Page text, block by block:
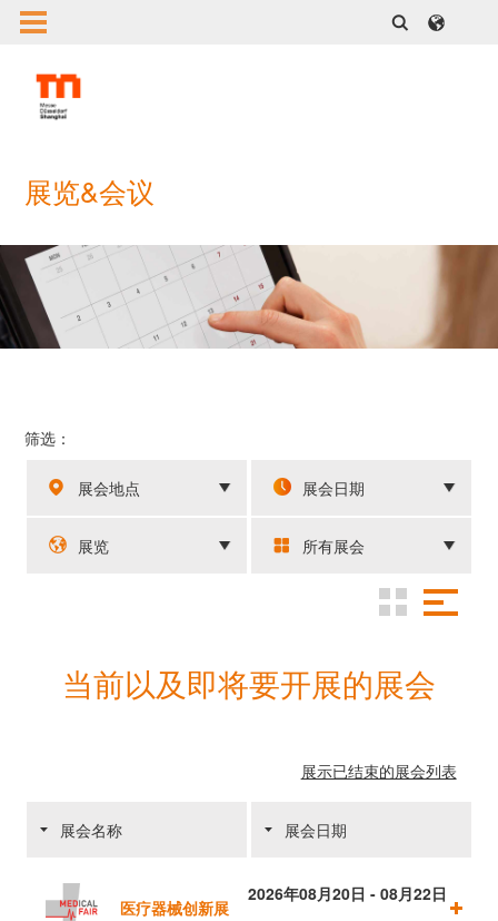
展览&会议
筛选：
展会地点 展会日期
展览 所有展会
当前以及即将要开展的展会
展示已结束的展会列表
展会名称 展会日期
医疗器械创新展
2026年08月20日 - 08月22日